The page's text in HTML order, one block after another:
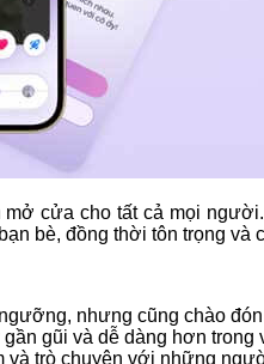
cửa cho tất cả mọi
bè, đồng thời tôn trọng và
nhưng cũng chào
gũi và dễ dàng hơn trong
và trò chuyện với những